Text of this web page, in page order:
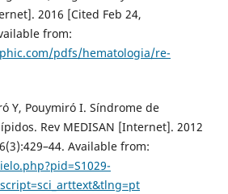
2016 [Cited Feb 24,
from:
pdfs/hematologia/re-
Y, Pouymiró I. Síndrome de
Rev MEDISAN [Internet]. 2012
Available from: